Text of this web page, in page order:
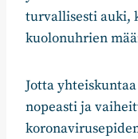
turvallisesti auki,
kuolonuhrien
Jotta
nopeasti ja